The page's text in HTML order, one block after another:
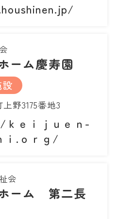
ーム慶寿園
野3175番地3
ｋｅｉｊｕｅｎ-
ｉ.ｏｒｇ/
会
ーム 第二長